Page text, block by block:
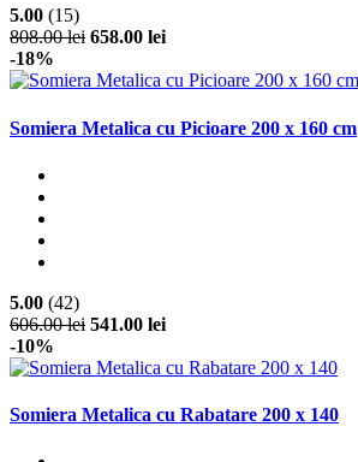
5.00 (15)
808.00 lei 658.00 lei
-18%
Somiera Metalica cu Picioare 200 x 160 cm
5.00 (42)
606.00 lei 541.00 lei
-10%
Somiera Metalica cu Rabatare 200 x 140